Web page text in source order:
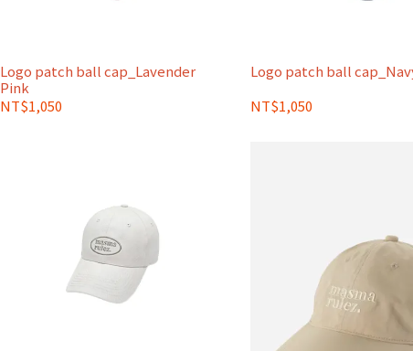
Logo patch ball cap_Lavender
Pink
NT$1,050
Logo patch ball
NT$1,050